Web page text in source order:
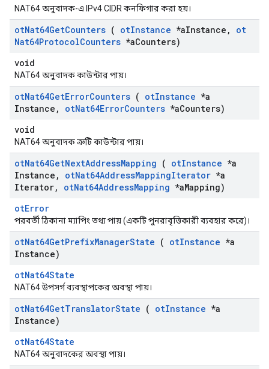
NAT64 অনুবাদক-এ IPv4 CIDR কনফিগার করা হয়।
otNat64GetCounters ( otInstance *aInstance ,
ot
Nat64ProtocolCounters *aCounters)
void
NAT64 অনুবাদক কাউন্টার পায়।
otNat64GetErrorCounters ( otInstance *a
Instance , otNat64ErrorCounters *aCounters)
void
NAT64 অনুবাদক ত্রুটি কাউন্টার পায়।
otNat64GetNextAddressMapping ( otInstance *a
Instance , otNat64AddressMappingIterator *a
Iterator, otNat64AddressMapping *aMapping)
otError
পরবর্তী ঠিকানা ম্যাপিং তথ্য পায় (একটি পুনরাবৃত্তিকারী ব্যবহার করে)।
otNat64GetPrefixManagerState ( otInstance *a
Instance)
otNat64State
NAT64 উপসর্গ ব্যবস্থাপকের অবস্থা পায়।
otNat64GetTranslatorState ( otInstance *a
Instance)
otNat64State
NAT64 অনুবাদকের অবস্থা পায়।